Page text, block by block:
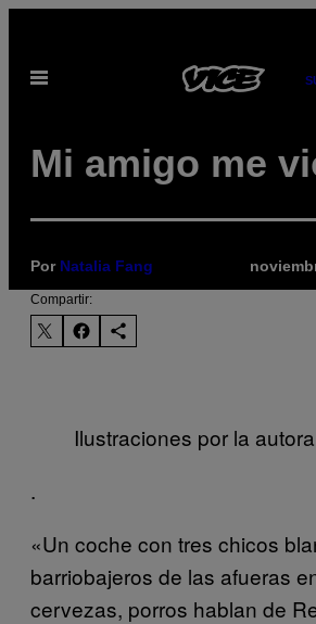
contenido
Abrir
Mi amigo me
Por Natalia Fang
Compartir:
Ilustraciones por la autora
.
«Un coche con tres chicos
barriobajeros de las afueras
cervezas, porros hablan de